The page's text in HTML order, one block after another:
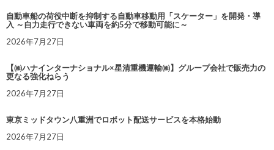
自動車船の荷役中断を抑制する自動車移動用「スケーター」を開発・導
入 ～自力走行できない車両を約5分で移動可能に～
2026年7月27日
【㈱ハナインターナショナル×星清重機運輸㈱】グループ会社で販売力の
更なる強化ねらう
2026年7月27日
東京ミッドタウン八重洲でロボット配送サービスを本格始動
2026年7月27日